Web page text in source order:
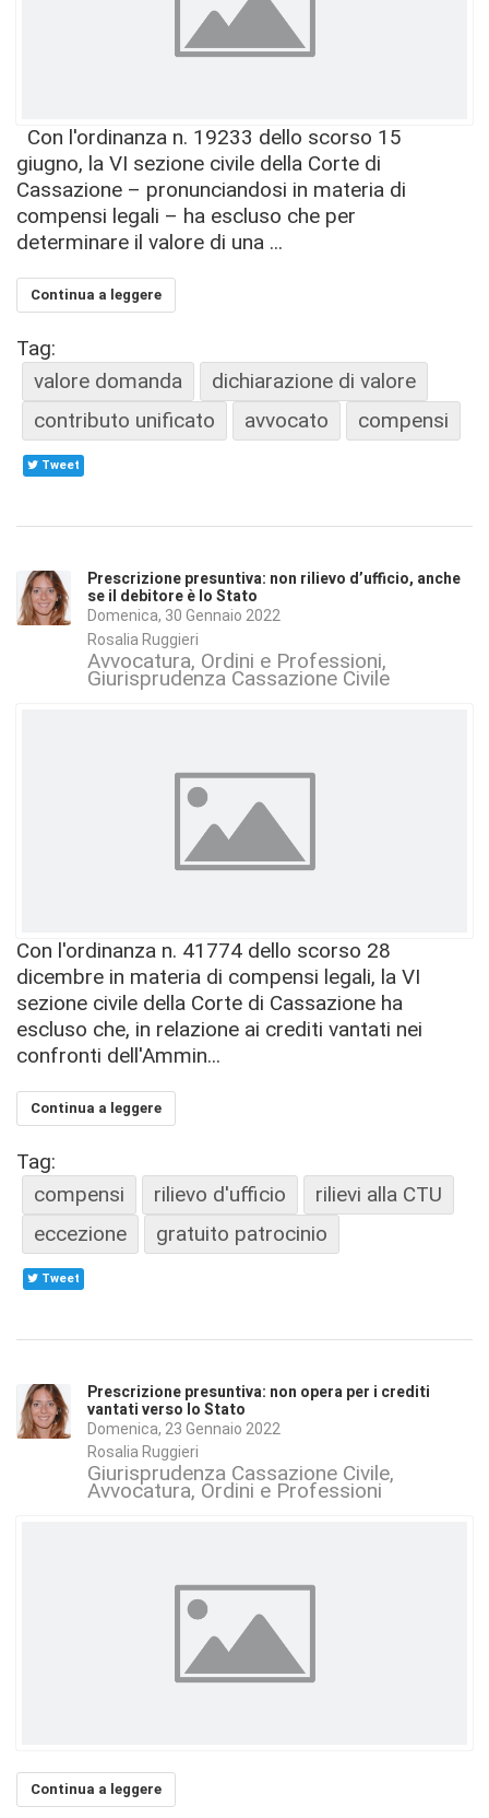
Con l'ordinanza n. 19233 dello scorso 15
giugno, la VI sezione civile della Corte di
Cassazione – pronunciandosi in materia di
compensi legali – ha escluso che per
determinare il valore di una ...
Continua a leggere
Tag:
valore domanda
dichiarazione di valore
contributo unificato
avvocato compensi
Tweet
Prescrizione presuntiva: non rilievo d’ufficio, anche
se il debitore è lo Stato
Domenica, 30 Gennaio 2022
Rosalia Ruggieri
Avvocatura, Ordini e Professioni
Giurisprudenza Cassazione Civile
Con l'ordinanza n. 41774 dello scorso 28
dicembre in materia di compensi legali, la VI
sezione civile della Corte di Cassazione ha
escluso che, in relazione ai crediti vantati nei
confronti dell'Ammin...
Continua a leggere
Tag:
compensi
rilievo d'ufficio
rilievi alla CTU
eccezione
gratuito patrocinio
Tweet
Prescrizione presuntiva: non opera per i crediti
vantati verso lo Stato
Domenica, 23 Gennaio 2022
Rosalia Ruggieri
Giurisprudenza Cassazione Civile
Avvocatura, Ordini e Professioni
Continua a leggere